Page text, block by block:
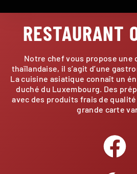
RESTAURANT
Notre chef vous propose une
thaïlandaise, il s’agit d’une
La cuisine asiatique connaît un
duché du Luxembourg. Des
avec des produits frais de
grande carte